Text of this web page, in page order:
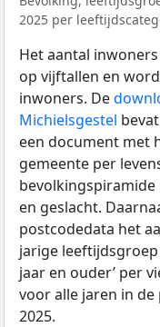
2025 per
Het aantal
op vijftallen en
inwoners. De
Michielsgestel
een document met
gemeente per
en geslacht.
postcodedata het
jarige leeftijdsgroep
jaar en ouder’ per
voor alle jaren in
2025.